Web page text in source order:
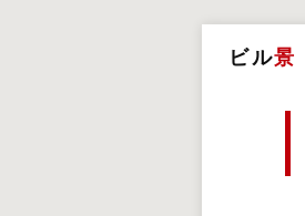
ビル景